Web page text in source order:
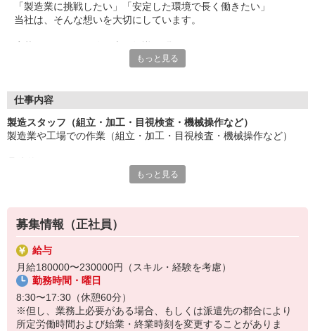
「製造業に挑戦したい」「安定した環境で長く働きたい」
当社は、そんな想いを大切にしています。
約束を守ること、きちんと連絡をすること、前向きに仕事へ取り
また、勤務時間やシフトなど柔軟に対応いただける方は、ご紹介
長く働きたい――
製造業で正社員としてキャリアを築きたい方、ぜひご応募くださ
もっと見る
仕事内容
製造スタッフ（組立・加工・目視検査・機械操作など）
製造業や工場での作業（組立・加工・目視検査・機械操作など）
製品に不備がないか目視チェック
複雑な作業や力仕事はほとんどなく覚えやすいものばかり！
未経験の方もすぐに慣れていただけると思います。
※当社（株）テクノ・サービスに正社員採用の上で、派遣就業先事
業所へ派遣となります。
もっと見る
募集情報（正社員）
給与
月給180000〜230000円（スキル・経験を考慮）
勤務時間・曜日
8:30〜17:30（休憩60分）
※但し、業務上必要がある場合、もしくは派遣先の都合により
所定労働時間および始業・終業時刻を変更することがありま